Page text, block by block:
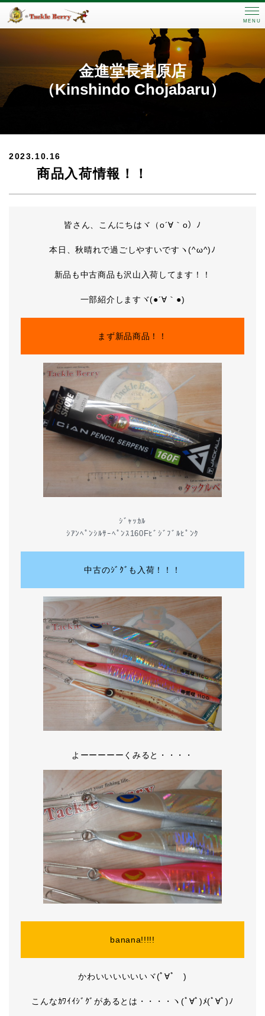
MENU
金進堂長者原店
（Kinshindo Chojabaru）
2023.10.16
商品入荷情報！！
皆さん、こんにちはヾ（o´∀｀o）ﾉ
本日、秋晴れで過ごしやすいですヽ(^ω^)ﾉ
新品も中古商品も沢山入荷してます！！
一部紹介しますヾ(●´∀｀●)
まず新品商品！！
ｼﾞｬｯｶﾙ
ｼｱﾝﾍﾟﾝｼﾙｻｰﾍﾟﾝｽ160Fﾋﾞｼﾞﾌﾞﾙﾋﾟﾝｸ
中古のｼﾞｸﾞも入荷！！！
よーーーーーくみると・・・・
banana!!!!!
かわいいいいいいヾ(ﾟ∀ﾟゞ)
こんなｶﾜｲｲｼﾞｸﾞがあるとは・・・・ヽ(ﾟ∀ﾟ)ﾒ(ﾟ∀ﾟ)ﾉ